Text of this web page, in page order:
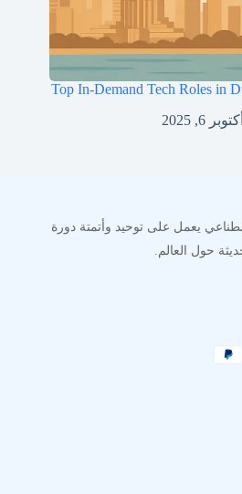
Top In-Demand Tech Roles in
أكتوبر 6, 2025
يعمل على توحيد وأتمتة دورة
حول العالم.